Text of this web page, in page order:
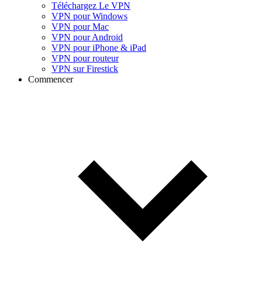
Téléchargez Le VPN
VPN pour Windows
VPN pour Mac
VPN pour Android
VPN pour iPhone & iPad
VPN pour routeur
VPN sur Firestick
Commencer